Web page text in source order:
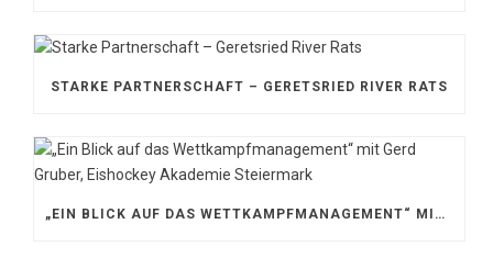
STARKE PARTNERSCHAFT – GERETSRIED RIVER RATS
„EIN BLICK AUF DAS WETTKAMPFMANAGEMENT“ MIT GERD GRUBER, EISHOCKEY AKADEMIE STEIERMARK